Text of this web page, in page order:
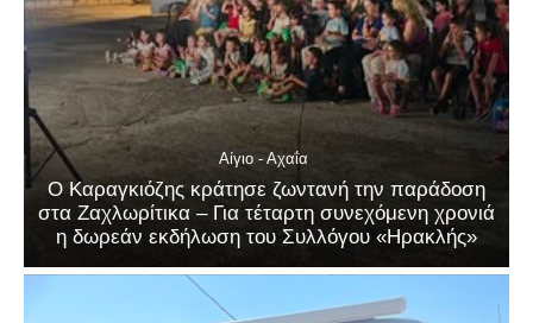
Αίγιο - Αχαΐα
Ο Καραγκιόζης κράτησε ζωντανή την παράδοση
στα Ζαχλωρίτικα – Για τέταρτη συνεχόμενη χρονιά
η δωρεάν εκδήλωση του Συλλόγου «Ηρακλής»